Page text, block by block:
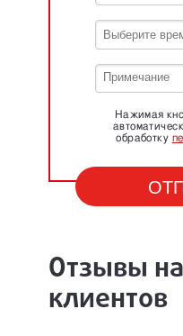
Нажимая
обработку
Отзывы
клиентов